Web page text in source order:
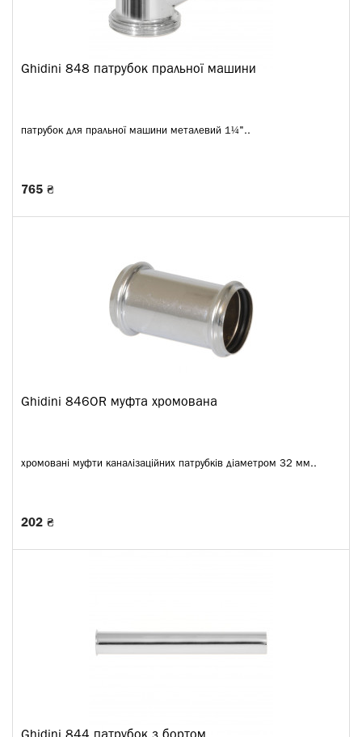
Ghidini 848 патрубок пральної машини
патрубок для пральної машини металевий 1¼"..
765 ₴
Ghidini 846OR муфта хромована
хромовані муфти каналізаційних патрубків діаметром 32 мм..
202 ₴